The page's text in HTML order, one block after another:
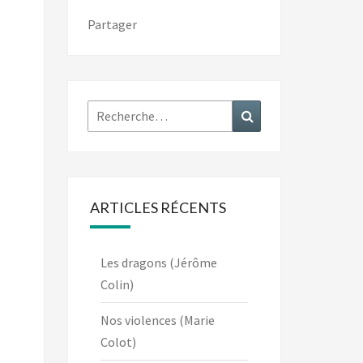
Partager
Rechercher :
ARTICLES RÉCENTS
Les dragons (Jérôme
Colin)
Nos violences (Marie
Colot)